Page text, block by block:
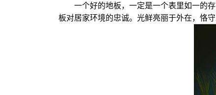
一个好的地板，一定是一个表里如一的
板对居家环境的忠诚。光鲜亮丽于外在，恪